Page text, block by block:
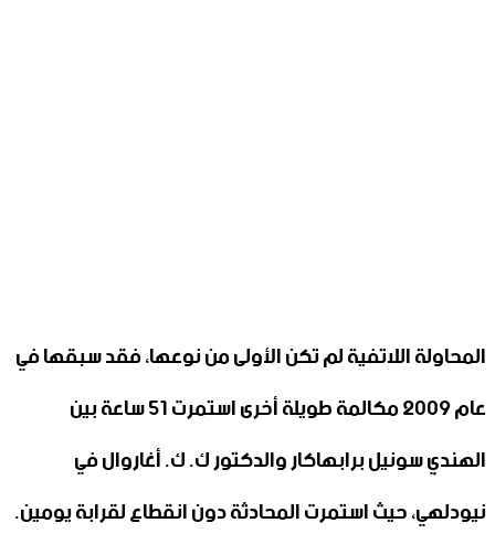
المحاولة اللاتفية لم تكن الأولى من نوعها، فقد سبقها في
عام 2009 مكالمة طويلة أخرى استمرت 51 ساعة بين
الهندي سونيل برابهاكار والدكتور ك. ك. أغاروال في
نيودلهي، حيث استمرت المحادثة دون انقطاع لقرابة يومين.